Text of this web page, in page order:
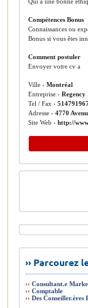
Compétences Bonus
Connaissances ou
Bonus si vous êtes
Comment postuler
Envoyer votre cv a
Ville ›Montréal
Entreprise ›Regency
Tel / Fax ›
Adresse ›4770
Site Web ›http://
››
››Consultant.e
››Comptable
››Des Conseiller.ères